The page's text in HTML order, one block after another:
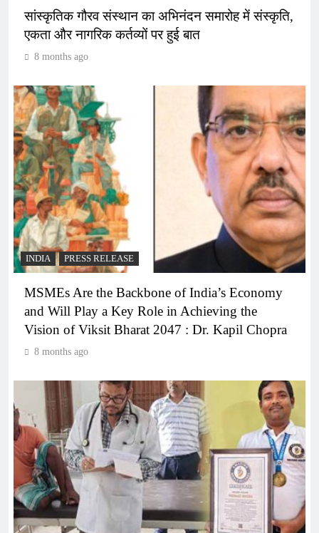
सांस्कृतिक गौरव संस्थान का अभिनंदन समारोह में संस्कृति,
एकता और नागरिक कर्तव्यों पर हुई बात
8 months ago
INDIA PRESS RELEASE
MSMEs Are the Backbone of India’s Economy
and Will Play a Key Role in Achieving the
Vision of Viksit Bharat 2047 : Dr. Kapil Chopra
8 months ago